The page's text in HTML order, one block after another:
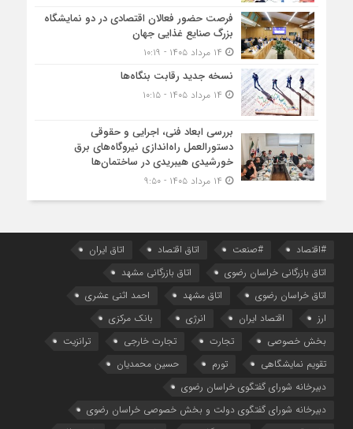
فرصت حضور فعالان اقتصادی در دو نمایشگاه
بزرگ صنایع غذایی جهان
نسخه جدید رقابت‌ بنگاه‌ها
بررسی ابعاد فنی، اجرایی و حقوقی
دستورالعمل راه‌اندازی نیروگاه‌های برق
خورشیدی هیبریدی در ساختمان‌ها
#اقتصاد #صنعت اتاق اقتصاد
اتاق ایران
اتاق بازرگانی خراسان رضوی
اتاق بازرگانی مشهد
اتاق خراسان رضوی
اتاق مشهد
احمد اثنی عشری
ارز
اقتصاد ایران انرژی
بانک مرکزی
بخش خصوصی
تجارت تجارت خارجی
ترانزیت
تقویم نمایشگاهی
تورم
حسین محمدیان
دبیرخانه شورای گفتگوی خراسان رضوی
دبیرخانه شورای گفتگوی دولت و بخش خصوصی خراسان رضوی